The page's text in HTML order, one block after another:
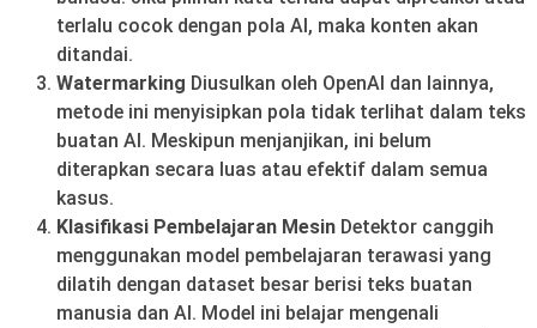
terlalu cocok dengan pola AI, maka konten akan
ditandai.
Watermarking Diusulkan oleh OpenAI dan lainnya,
metode ini menyisipkan pola tidak terlihat dalam teks
buatan AI. Meskipun menjanjikan, ini belum
diterapkan secara luas atau efektif dalam semua
kasus.
Klasifikasi Pembelajaran Mesin Detektor canggih
menggunakan model pembelajaran terawasi yang
dilatih dengan dataset besar berisi teks buatan
manusia dan AI. Model ini belajar mengenali